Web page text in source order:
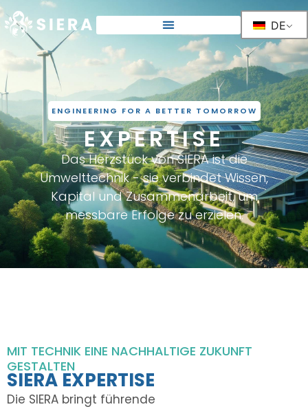
DE
ENGINEERING FOR A BETTER TOMORROW
EXPERTISE
Das Herzstück von SIERA ist die
Umwelttechnik - sie verbindet Wissen,
Kapital und Zusammenarbeit, um
messbare Erfolge zu erzielen.
MIT TECHNIK EINE NACHHALTIGE ZUKUNFT
GESTALTEN
SIERA EXPERTISE
Die SIERA bringt führende